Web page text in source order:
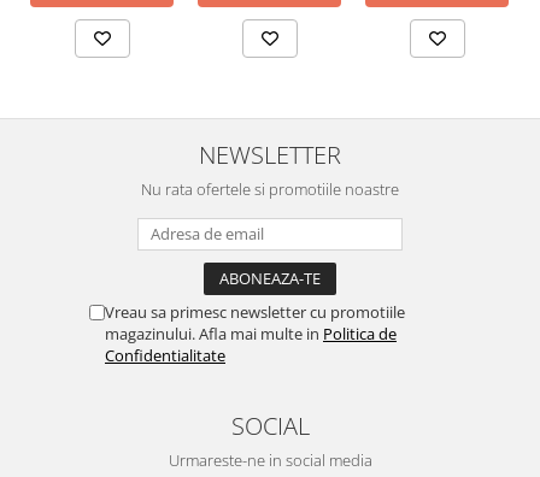
NEWSLETTER
Nu rata ofertele si promotiile noastre
Vreau sa primesc newsletter cu promotiile
magazinului. Afla mai multe in Politica de
Confidentialitate
SOCIAL
Urmareste-ne in social media